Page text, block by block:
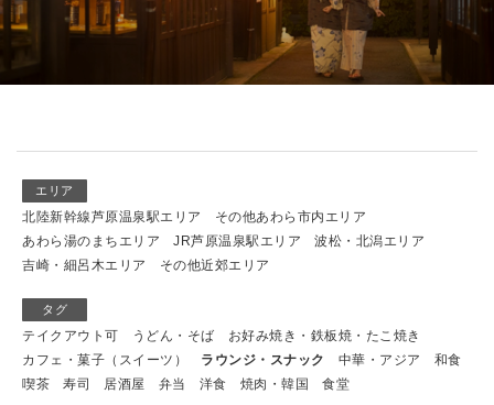
エリア
北陸新幹線芦原温泉駅エリア
その他あわら市内エリア
あわら湯のまちエリア
JR芦原温泉駅エリア
波松・北潟エリア
吉崎・細呂木エリア
その他近郊エリア
タグ
テイクアウト可 うどん・そば
お好み焼き・鉄板焼・たこ焼き
カフェ・菓子（スイーツ）
ラウンジ・スナック 中華・アジア
和食
喫茶
寿司 居酒屋 弁当 洋食 焼肉・韓国 食堂